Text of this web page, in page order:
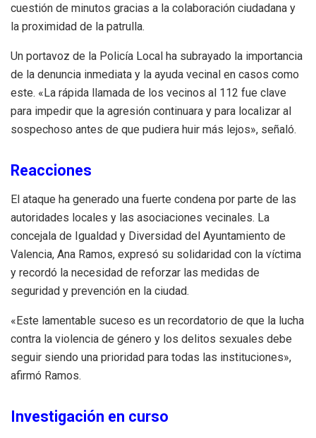
cuestión de minutos gracias a la colaboración ciudadana y
la proximidad de la patrulla.
Un portavoz de la Policía Local ha subrayado la importancia
de la denuncia inmediata y la ayuda vecinal en casos como
este. «La rápida llamada de los vecinos al 112 fue clave
para impedir que la agresión continuara y para localizar al
sospechoso antes de que pudiera huir más lejos», señaló.
Reacciones
El ataque ha generado una fuerte condena por parte de las
autoridades locales y las asociaciones vecinales. La
concejala de Igualdad y Diversidad del Ayuntamiento de
Valencia, Ana Ramos, expresó su solidaridad con la víctima
y recordó la necesidad de reforzar las medidas de
seguridad y prevención en la ciudad.
«Este lamentable suceso es un recordatorio de que la lucha
contra la violencia de género y los delitos sexuales debe
seguir siendo una prioridad para todas las instituciones»,
afirmó Ramos.
Investigación en curso